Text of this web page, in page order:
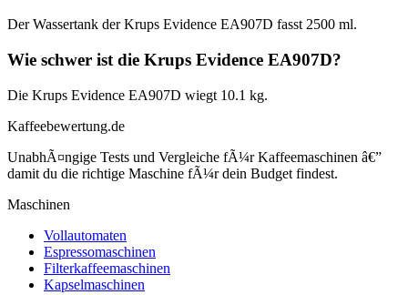
Der Wassertank der Krups Evidence EA907D fasst 2500 ml.
Wie schwer ist die Krups Evidence EA907D?
Die Krups Evidence EA907D wiegt 10.1 kg.
Kaffeebewertung.de
UnabhÃ¤ngige Tests und Vergleiche fÃ¼r Kaffeemaschinen â€”
damit du die richtige Maschine fÃ¼r dein Budget findest.
Maschinen
Vollautomaten
Espressomaschinen
Filterkaffeemaschinen
Kapselmaschinen